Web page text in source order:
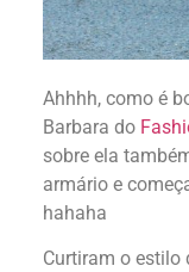
Ahhhh, como é
Barbara do
sobre ela
armário e
hahaha
Curtiram o estilo